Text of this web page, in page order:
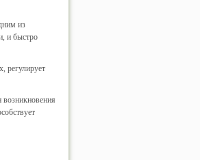
из
и быстро
регулирует